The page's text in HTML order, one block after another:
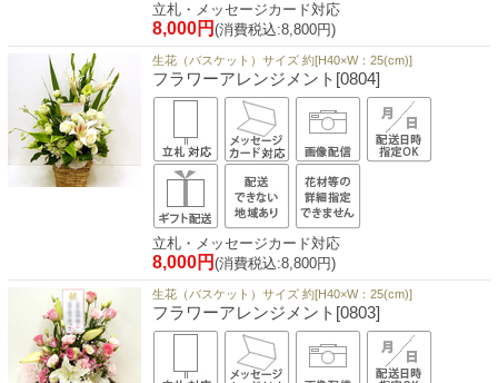
立札・メッセージカード対応
8,000円 (消費税込:8,800円)
生花（バスケット）サイズ 約[H40×W：25(cm)]
フラワーアレンジメント[0804]
立札・メッセージカード対応
8,000円 (消費税込:8,800円)
生花（バスケット）サイズ 約[H40×W：25(cm)]
フラワーアレンジメント[0803]